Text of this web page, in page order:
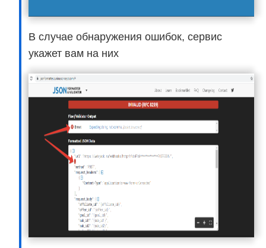
В случае обнаружения ошибок, сервис
укажет вам на них